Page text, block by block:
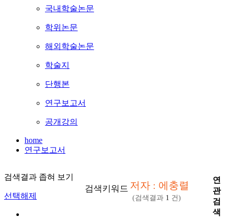
국내학술논문
학위논문
해외학술논문
학술지
단행본
연구보고서
공개강의
home
연구보고서
검색결과 좁혀 보기
선택해제
검색키워드 저자 : 에충렬
(검색결과 1 건)
연
관
검
색